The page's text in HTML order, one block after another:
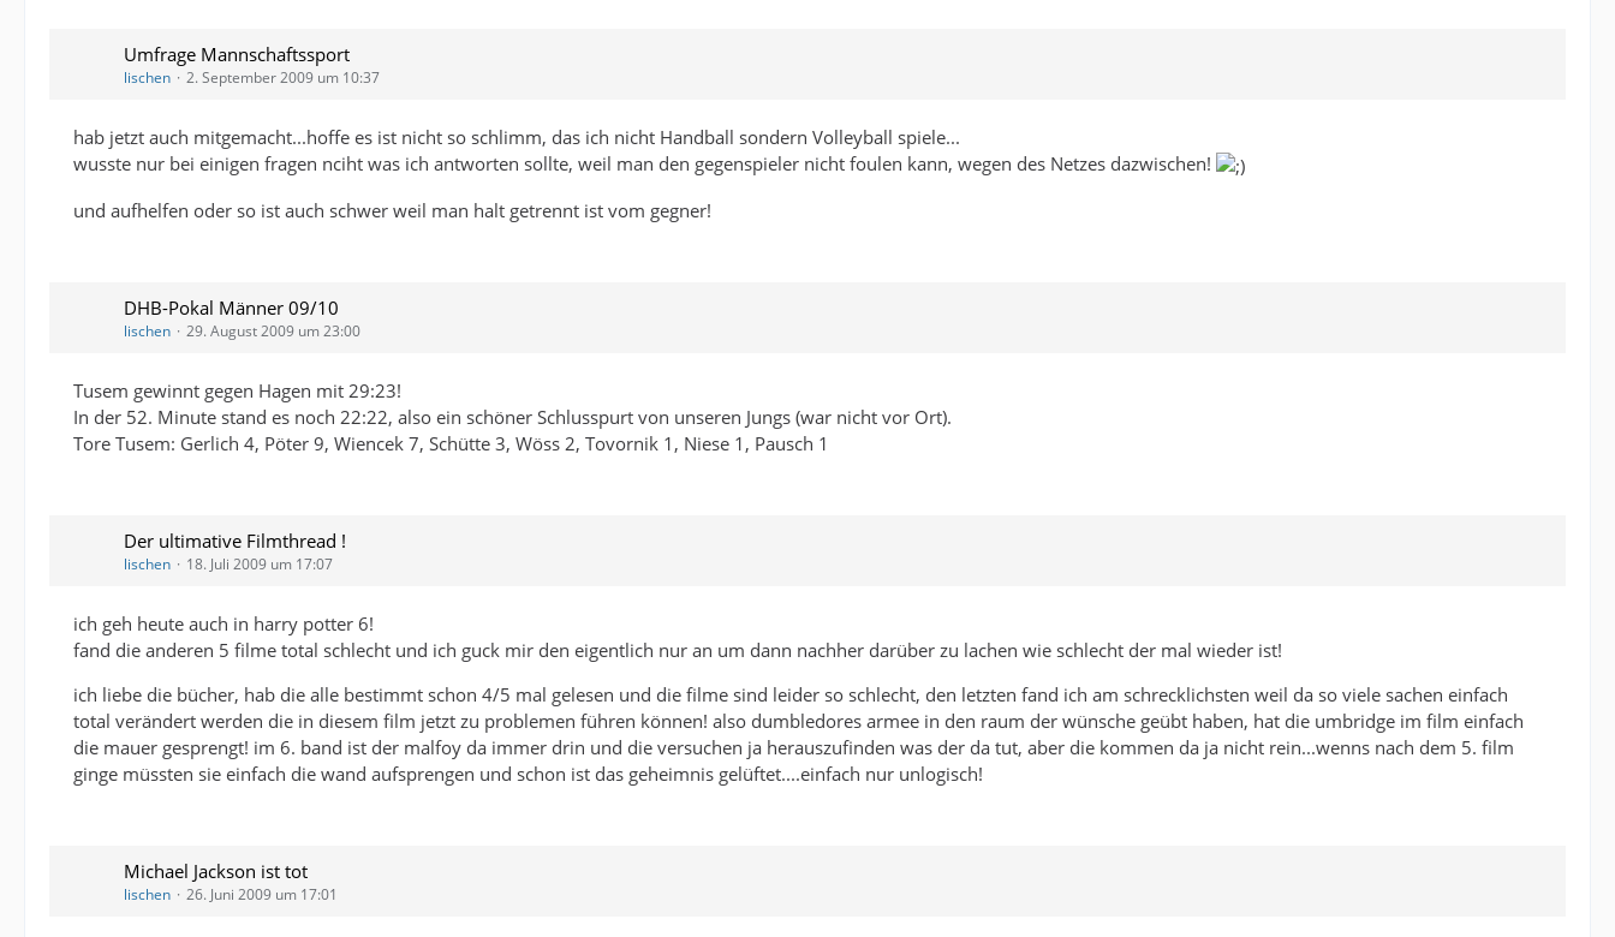
Umfrage Mannschaftssport
lischen 2. September 2009 um 10:37
hab jetzt auch mitgemacht...hoffe es ist nicht so schlimm, das ich nicht Handball sondern Volleyball spiele...
wusste nur bei einigen fragen nciht was ich antworten sollte, weil man den gegenspieler nicht foulen kann, wegen des Netzes dazwischen!
und aufhelfen oder so ist auch schwer weil man halt getrennt ist vom gegner!
DHB-Pokal Männer 09/10
lischen 29. August 2009 um 23:00
Tusem gewinnt gegen Hagen mit 29:23!
In der 52. Minute stand es noch 22:22, also ein schöner Schlusspurt von unseren Jungs (war nicht vor Ort).
Tore Tusem: Gerlich 4, Pöter 9, Wiencek 7, Schütte 3, Wöss 2, Tovornik 1, Niese 1, Pausch 1
Der ultimative Filmthread !
lischen 18. Juli 2009 um 17:07
ich geh heute auch in harry potter 6!
fand die anderen 5 filme total schlecht und ich guck mir den eigentlich nur an um dann nachher darüber zu lachen wie schlecht der mal wieder ist!
ich liebe die bücher, hab die alle bestimmt schon 4/5 mal gelesen und die filme sind leider so schlecht, den letzten fand ich am schrecklichsten weil da so viele sachen einfach
total verändert werden die in diesem film jetzt zu problemen führen können! also dumbledores armee in den raum der wünsche geübt haben, hat die umbridge im film einfach
die mauer gesprengt! im 6. band ist der malfoy da immer drin und die versuchen ja herauszufinden was der da tut, aber die kommen da ja nicht rein...wenns nach dem 5. film
ginge müssten sie einfach die wand aufsprengen und schon ist das geheimnis gelüftet....einfach nur unlogisch!
Michael Jackson ist tot
lischen 26. Juni 2009 um 17:01